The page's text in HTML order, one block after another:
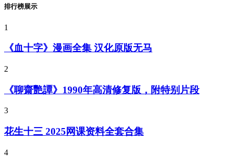
排行榜展示
1
《血十字》漫画全集 汉化原版无马
2
《聊齋艷譚》1990年高清修复版，附特别片段
3
花生十三 2025网课资料全套合集
4